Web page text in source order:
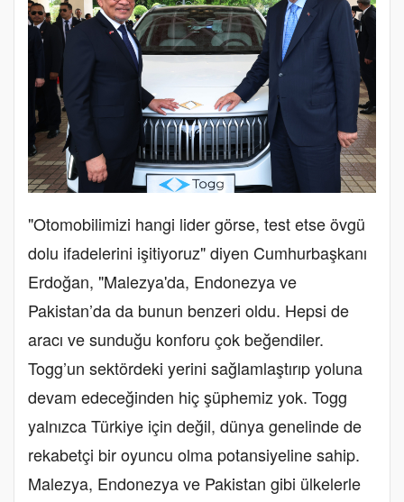
"Otomobilimizi hangi lider görse, test etse övgü
dolu ifadelerini işitiyoruz" diyen Cumhurbaşkanı
Erdoğan, "Malezya'da, Endonezya ve
Pakistan’da da bunun benzeri oldu. Hepsi de
aracı ve sunduğu konforu çok beğendiler.
Togg’un sektördeki yerini sağlamlaştırıp yoluna
devam edeceğinden hiç şüphemiz yok. Togg
yalnızca Türkiye için değil, dünya genelinde de
rekabetçi bir oyuncu olma potansiyeline sahip.
Malezya, Endonezya ve Pakistan gibi ülkelerle